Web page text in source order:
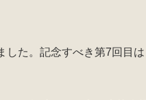
した。記念すべき第7回目は